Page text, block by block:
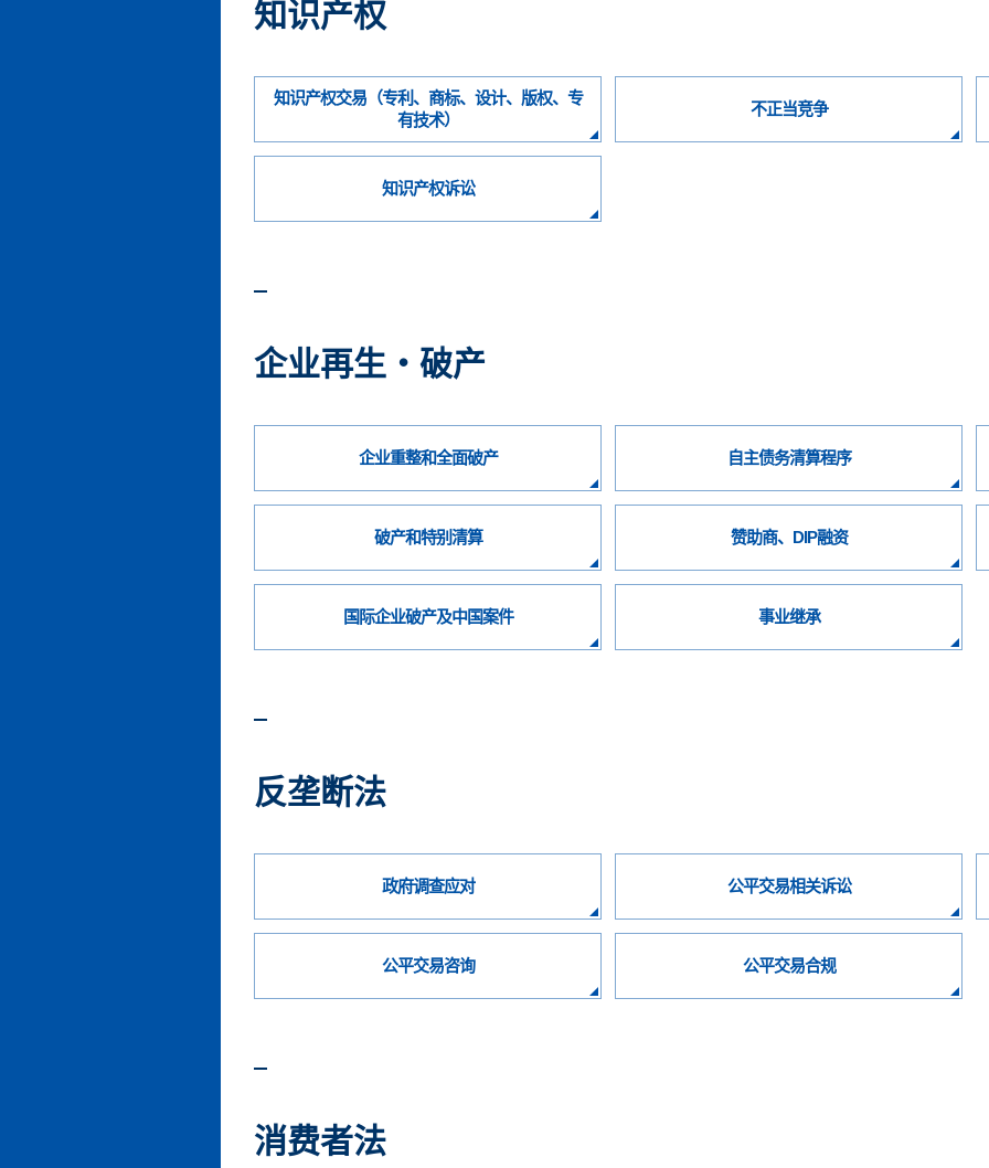
知识产权
知识产权交易（专利、商标、设计、版权、专
有技术）
不正当竞争
知识产权诉讼
企业再生・破产
企业重整和全面破产 自主债务清算程序
破产和特别清算 赞助商、DIP融资
国际企业破产及中国案件 事业继承
反垄断法
政府调查应对 公平交易相关诉讼
公平交易咨询 公平交易合规
消费者法